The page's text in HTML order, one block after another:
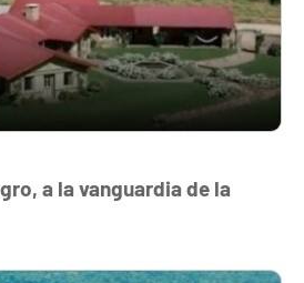
a la vanguardia de la